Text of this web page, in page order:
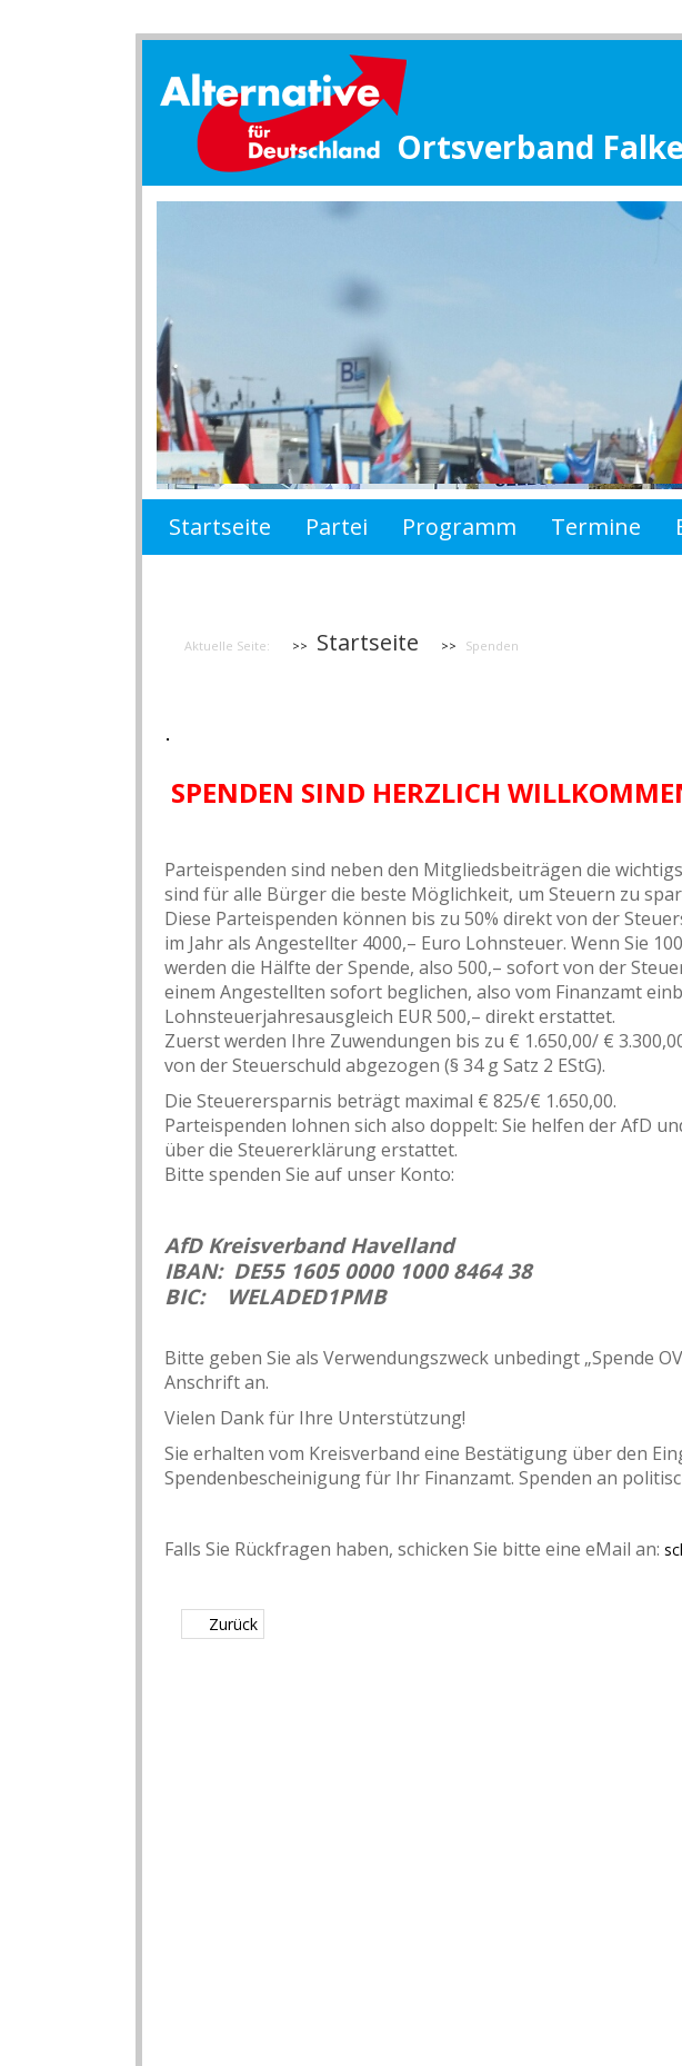
Ortsverband
Startseite Partei Programm Termine
Aktuelle Seite: Startseite Spenden
.
SPENDEN SIND HERZLICH
Parteispenden sind neben den Mitgliedsbeiträgen die
sind für alle Bürger die beste Möglichkeit, um Steuern zu
Diese Parteispenden können bis zu 50% direkt von der
im Jahr als Angestellter 4000,– Euro Lohnsteuer. Wenn Sie
werden die Hälfte der Spende, also 500,– sofort von der
einem Angestellten sofort beglichen, also vom Finanzamt
Lohnsteuerjahresausgleich EUR 500,– direkt erstattet.
Zuerst werden Ihre Zuwendungen bis zu € 1.650,00/ €
von der Steuerschuld abgezogen (§ 34 g Satz 2 EStG).
Die Steuerersparnis beträgt maximal € 825/€ 1.650,00.
Parteispenden lohnen sich also doppelt: Sie helfen der AfD
über die Steuererklärung erstattet.
Bitte spenden Sie auf unser Konto:
AfD Kreisverband Havelland
IBAN: DE55 1605 0000 1000 8464 38
BIC: WELADED1PMB
Bitte geben Sie als Verwendungszweck unbedingt „Spende
Anschrift an.
Vielen Dank für Ihre Unterstützung!
Sie erhalten vom Kreisverband eine Bestätigung über den
Spendenbescheinigung für Ihr Finanzamt. Spenden an
Falls Sie Rückfragen haben, schicken Sie bitte eine eMail an:
Zurück